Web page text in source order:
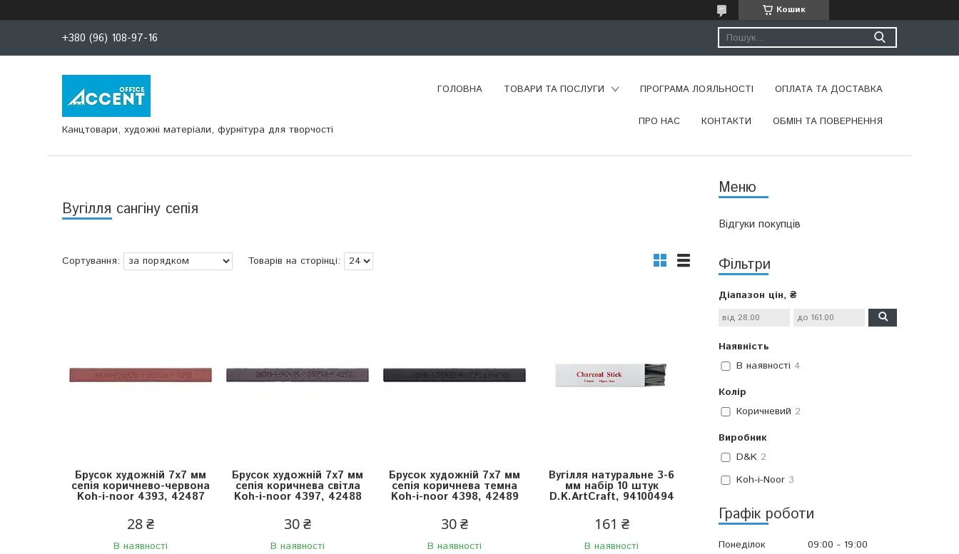
Кошик
+380 (96) 108-97-16
Канцтовари, художні матеріали, фурнітура для творчості
ГОЛОВНА ТОВАРИ ТА ПОСЛУГИ ПРОГРАМА ЛОЯЛЬНОСТІ ОПЛАТА ТА ДОСТАВКА
ПРО НАС КОНТАКТИ ОБМІН ТА ПОВЕРНЕННЯ
Відгуки покупців
Фільтри
Діапазон цін, ₴
Наявність
В наявності 4
Колір
Коричневий 2
Виробник
D&K 2
Koh-i-Noor 3
Графік роботи
Понеділок 09:00
19:00
Вугілля сангіну сепія
Брусок художній 7х7 мм
сепія коричнево-червона
Koh-i-noor 4393, 42487
28 ₴
В наявності
Брусок художній 7х7 мм
сепія коричнева світла
Koh-i-noor 4397, 42488
30 ₴
В наявності
Брусок художній 7х7 мм
сепія коричнева темна
Koh-i-noor 4398, 42489
30 ₴
В наявності
Вугілля натуральне 3-6
мм набір 10 штук
D.K.ArtCraft, 94100494
161 ₴
В наявності